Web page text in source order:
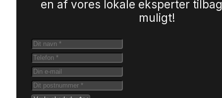
en af vores lokale eksperter
muligt!